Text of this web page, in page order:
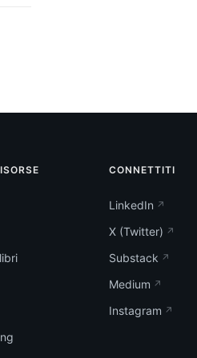
CONNETTITI
LinkedIn
X (Twitter)
Substack
Medium
Instagram